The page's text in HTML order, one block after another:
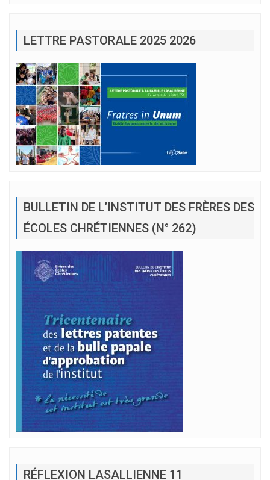
LETTRE PASTORALE 2025 2026
BULLETIN DE L’INSTITUT DES FRÈRES DES
ÉCOLES CHRÉTIENNES (N° 262)
RÉFLEXION LASALLIENNE 11